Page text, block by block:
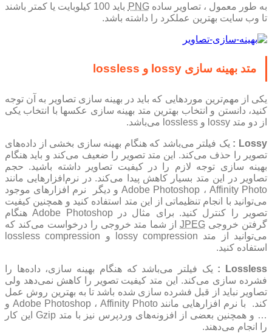
به طور معمول ، تصاویر سادهPNG
باید 100 کیلوبایت یا کمتر باشند
تا وب سایت بهترین عملکرد را داشته باشد.
متد بهینه سازی lossy و lossless
یکی از مهم‌ترین مورد‌هایی که باید در بهینه سازی تصاویر به آن توجه
کنید، دانستن و انتخاب بهترین متد بهینه سازی عکسها با انتخاب یکی
از دو متد lossy و lossless می‌باشد.
Lossy :
یک فیلتر می‌باشد که هنگام بهینه سازی بخشی از داده‌های
تصویر را حذف می‌کند. این متد تصویر را ضعیف می‌کند و باید هنگام
بهینه سازی توجه لازم را در کیفیت تصاویر داشته باشید. حجم
تصاویر در این متد بسیار کاهش پیدا می‌کند. در نرم‌افزار‌هایی مانند
Adobe Photoshop ، Affinity Photo و دیگر نرم افزار‌های موجود
می‌توانید با انجام تنظیماتی از این متد استفاده کنید و همچنین کیفیت
تصویر را کنترل کنید. برای مثال در Adobe Photoshop هنگام
گرفتن خروجی JPEGاز شما متد خروجی را درخواست می‌کند که
می‌توانید از متد lossy compression و lossless compression
استفاده کنید.
Lossless :
یک فیلتر می‌باشد که هنگام بهینه سازی، داده‌ها را
فشرده سازی می‌کند. این متد کیفیت تصویر را کاهش نمی‌دهد ولی
تصاویر نباید از قبل فشرده سازی شده باشد تا به بهترین روش عمل
کند. با نرم افزار‌هایی مانند Adobe Photoshop ، Affinity Photo و
… و همچنین بعضی از افزونه‌های وردپرس نیز با متد Gzip این کار
را انجام می‌دهند.